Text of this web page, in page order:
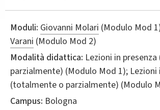
Moduli: Giovanni Molari (Modulo Mod
Varani (Modulo Mod 2)
Modalità didattica: Lezioni in
parzialmente) (Modulo Mod 1); Lezioni
(totalmente o parzialmente) (Modulo
Campus: Bologna